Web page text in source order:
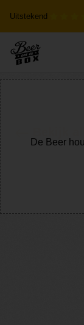
Uitstekend
De Beer